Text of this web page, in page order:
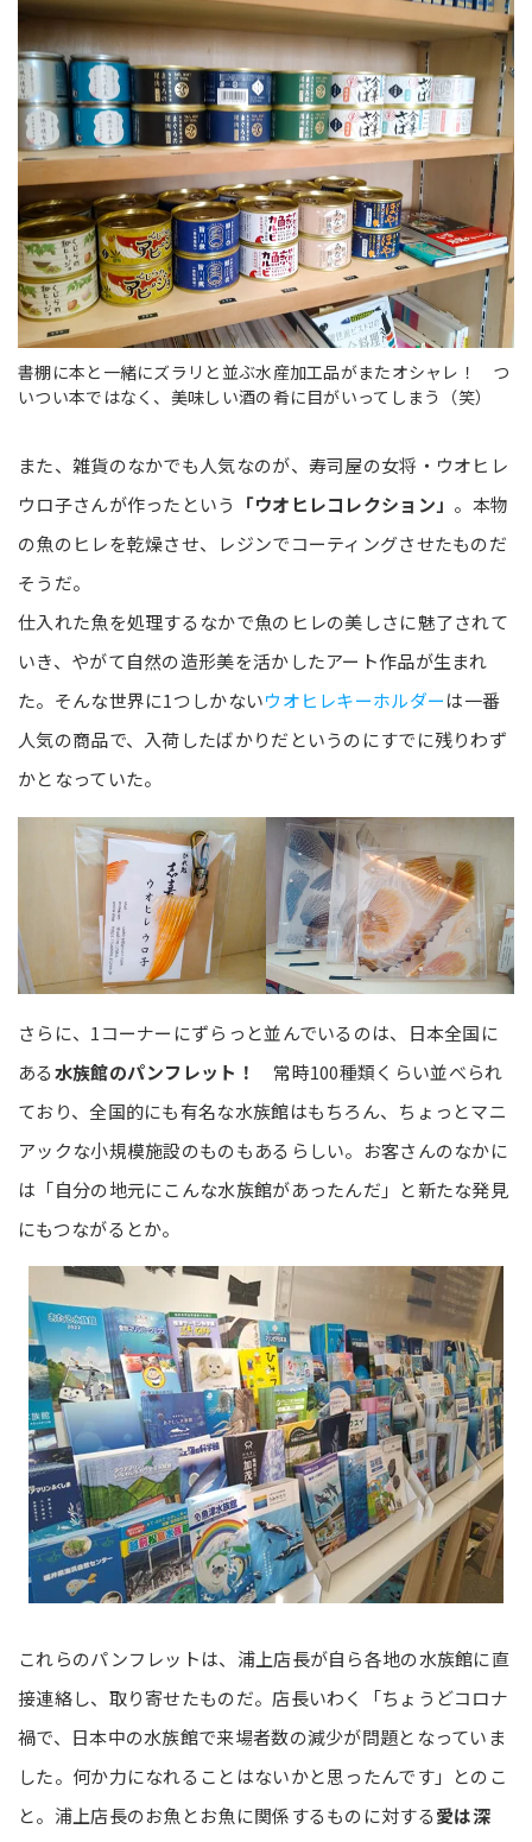
書棚に本と一緒にズラリと並ぶ水産加工品がまたオシャレ！ つ
いつい本ではなく、美味しい酒の肴に目がいってしまう（笑）
また、雑貨のなかでも人気なのが、寿司屋の女将・ウオヒレ
ウロ子さんが作ったという
「ウオヒレコレクション」 。本物
の魚のヒレを乾燥させ、レジンでコーティングさせたものだ
そうだ。
仕入れた魚を処理するなかで魚のヒレの美しさに魅了されて
いき、やがて自然の造形美を活かしたアート作品が生まれ
た。そんな世界に1つしかないウオヒレキーホルダーは一番
人気の商品で、入荷したばかりだというのにすでに残りわず
かとなっていた。
さらに、1コーナーにずらっと並んでいるのは、日本全国に
ある水族館のパンフレット！
常時100種類くらい並べられ
ており、全国的にも有名な水族館はもちろん、ちょっとマニ
アックな小規模施設のものもあるらしい。お客さんのなかに
は「自分の地元にこんな水族館があったんだ」と新たな発見
にもつながるとか。
これらのパンフレットは、浦上店長が自ら各地の水族館に直
接連絡し、取り寄せたものだ。店長いわく「ちょうどコロナ
禍で、日本中の水族館で来場者数の減少が問題となっていま
した。何か力になれることはないかと思ったんです」とのこ
と。浦上店長のお魚とお魚に関係するものに対する愛は深